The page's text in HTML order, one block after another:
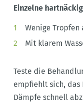
Einzelne
Wenige
Mit klarem
Teste die
empfiehlt sich, das
Dämpfe schnell